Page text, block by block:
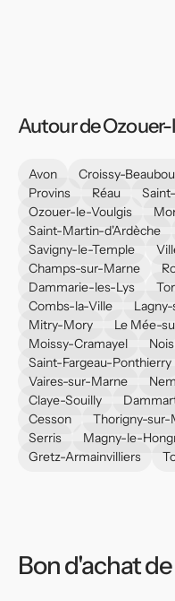
Autour de
Avon Croissy-
Provins
Réau
Ozouer-le-Voulgis
Saint-Martin-d'Ardèche
Savigny-le-Temple
Champs-sur-Marne
Dammarie-les-Lys
Combs-la-Ville
Mitry-Mory
Le Mée-
Moissy-Cramayel
Saint-Fargeau-Ponthierry
Vaires-sur-Marne
Claye-Souilly
Cesson
Thorigny-sur-
Serris
Magny-le-
Gretz-Armainvilliers
Bon d'achat